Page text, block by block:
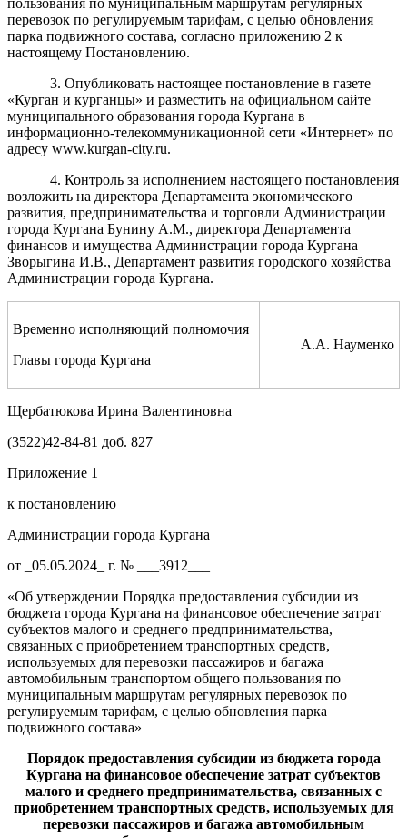
перевозок по регулируемым тарифам, с целью обновления
парка подвижного состава, согласно приложению 2 к
настоящему Постановлению.
3. Опубликовать настоящее постановление в газете
«Курган и курганцы» и разместить на официальном сайте
муниципального образования города Кургана в
информационно-телекоммуникационной сети «Интернет» по
адресу www.kurgan-city.ru.
4. Контроль за исполнением настоящего постановления
возложить на директора Департамента экономического
развития, предпринимательства и торговли Администрации
города Кургана Бунину А.М., директора Департамента
финансов и имущества Администрации города Кургана
Зворыгина И.В., Департамент развития городского хозяйства
Администрации города Кургана.
Временно исполняющий полномочия
Главы города Кургана
А.А. Науменко
Щербатюкова Ирина Валентиновна
(3522)42-84-81 доб. 827
Приложение 1
к постановлению
Администрации города Кургана
от _05.05.2024_ г. № ___3912___
«Об утверждении Порядка предоставления субсидии из
бюджета города Кургана на финансовое обеспечение затрат
субъектов малого и среднего предпринимательства,
связанных с приобретением транспортных средств,
используемых для перевозки пассажиров и багажа
автомобильным транспортом общего пользования по
муниципальным маршрутам регулярных перевозок по
регулируемым тарифам, с целью обновления парка
подвижного состава»
Порядок предоставления субсидии из бюджета города
Кургана на финансовое обеспечение затрат субъектов
малого и среднего предпринимательства, связанных с
приобретением транспортных средств, используемых для
перевозки пассажиров и багажа автомобильным